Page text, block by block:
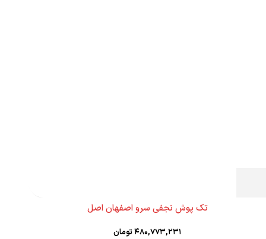
تک پوش نجفی سرو اصفهان اصل
۴۸۰,۷۷۳,۲۳۱تومان